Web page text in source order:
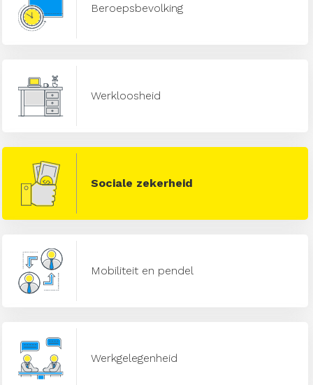
Beroepsbevolking
Werkloosheid
Sociale zekerheid
Mobiliteit en pendel
Werkgelegenheid